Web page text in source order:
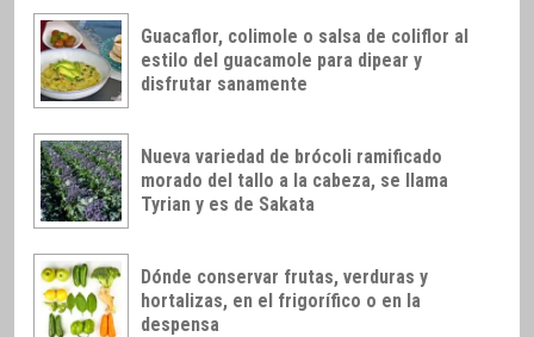
Guacaflor, colimole o salsa de coliflor al
estilo del guacamole para dipear y
disfrutar sanamente
Nueva variedad de brócoli ramificado
morado del tallo a la cabeza, se llama
Tyrian y es de Sakata
Dónde conservar frutas, verduras y
hortalizas, en el frigorífico o en la
despensa